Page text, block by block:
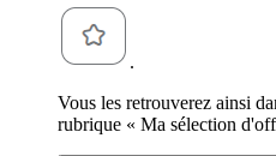
.
Vous les retrouverez ainsi
rubrique « Ma sélection